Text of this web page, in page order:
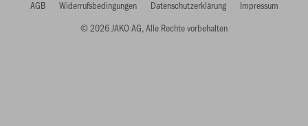
© 2026 JAKO AG, Alle Rechte vorbehalten
AGB Widerrufsbedingungen Datenschutzerklärung Impressum